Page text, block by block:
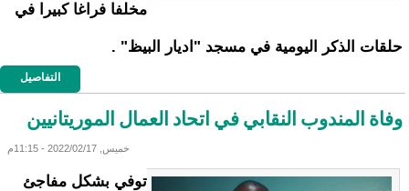
مخلفا فراغا كبيرا في
حلقات الذكر اليومية في مسجد "اديار البيظ" .
التفاصيل
وفاة المندوب النقابي في اتحاد العمال الموريتانيين
خميس, 2022/02/17 - 11:15م
توفي بشكل مفاجئ